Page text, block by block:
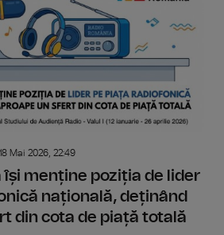
Mai 2026, 22:49
își menține poziția de lider
națională, deținând
din cota de piață totală